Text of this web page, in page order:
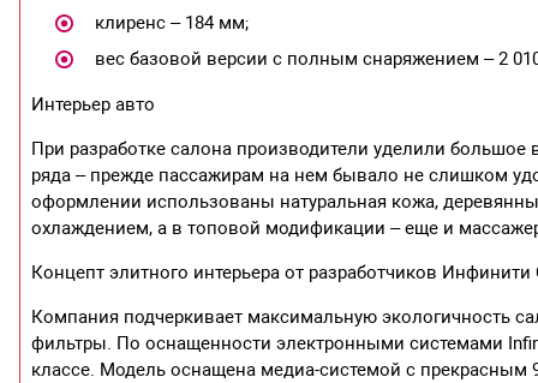
​клиренс – 184 мм;
​вес базовой версии с полным снаряжением – 2
Интерьер авто
При разработке салона производители уделили
ряда – прежде пассажирам на нем бывало не слишком
оформлении использованы натуральная кожа,
охлаждением, а в топовой модификации – еще и
Концепт элитного интерьера от разработчиков Инфинити
Компания подчеркивает максимальную экологичность
фильтры. По оснащенности электронными системами
классе. Модель оснащена медиа-системой с